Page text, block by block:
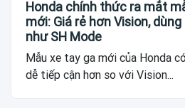
Honda chính thức ra mắt
mới: Giá rẻ hơn Vision,
như SH Mode
Mẫu xe tay ga mới của Honda
dễ tiếp cận hơn so với Vision...